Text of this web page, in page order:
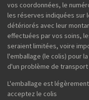
vos coordonnées, le
les réserves indiquées sur
détériorés avec leur
effectuées par vos soins,
seraient limitées, voire
l'emballage (le colis) pour
d'un problème de
L'emballage est
acceptez le colis